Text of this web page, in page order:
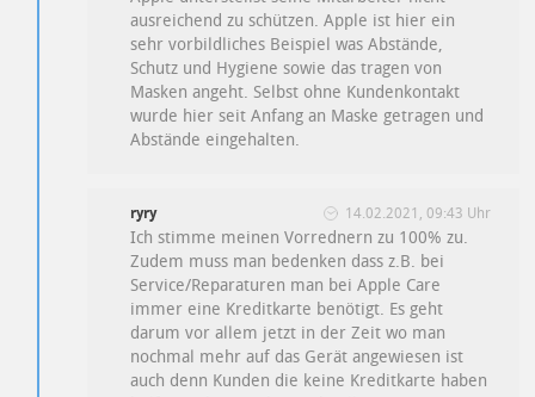
ausreichend zu schützen. Apple ist hier ein
sehr vorbildliches Beispiel was Abstände,
Schutz und Hygiene sowie das tragen von
Masken angeht. Selbst ohne Kundenkontakt
wurde hier seit Anfang an Maske getragen und
Abstände eingehalten.
ryry 14.02.2021, 09:43 Uhr
Ich stimme meinen Vorrednern zu 100% zu.
Zudem muss man bedenken dass z.B. bei
Service/Reparaturen man bei Apple Care
immer eine Kreditkarte benötigt. Es geht
darum vor allem jetzt in der Zeit wo man
nochmal mehr auf das Gerät angewiesen ist
auch denn Kunden die keine Kreditkarte haben